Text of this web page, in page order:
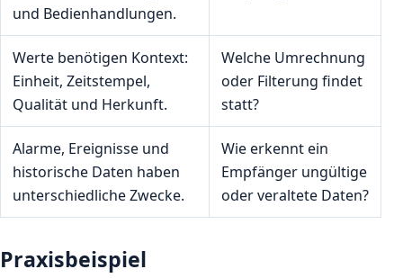
und Bedienhandlungen.
Werte benötigen Kontext:
Einheit, Zeitstempel,
Qualität und Herkunft.
Welche Umrechnung
oder Filterung findet
statt?
Alarme, Ereignisse und
historische Daten haben
unterschiedliche Zwecke.
Wie erkennt ein
Empfänger ungültige
oder veraltete Daten?
Praxisbeispiel